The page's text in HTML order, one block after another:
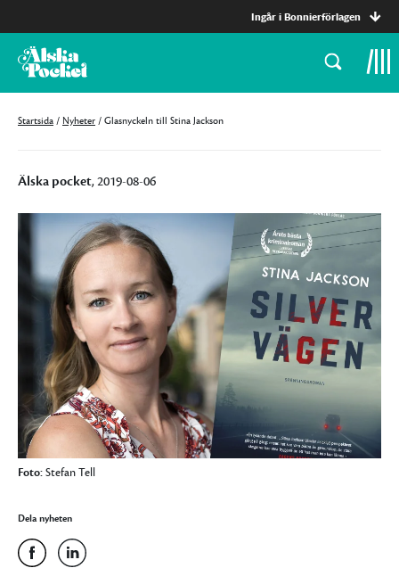
Ingår i Bonnierförlagen
Startsida / Nyheter / Glasnyckeln till Stina Jackson
Älska pocket, 2019-08-06
Foto:Stefan Tell
Dela nyheten